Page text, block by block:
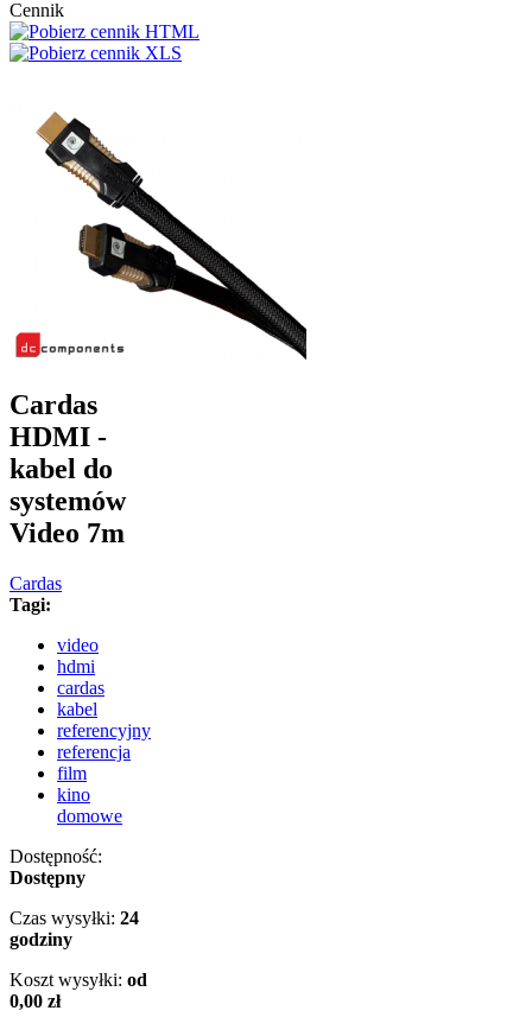
Cennik
Cardas
HDMI -
kabel do
systemów
Video 7m
Cardas
Tagi:
video
hdmi
cardas
kabel
referencyjny
referencja
film
kino
domowe
Dostępność:
Dostępny
Czas wysyłki: 24
godziny
Koszt wysyłki: od
0,00 zł